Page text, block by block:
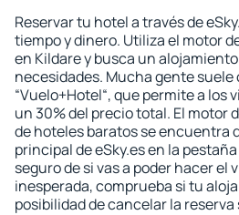
Reservar tu hotel a través de
tiempo y dinero. Utiliza el motor
en Kildare y busca un
necesidades. Mucha gente
“Vuelo+Hotel“, que permite a los
un 30% del precio total. El motor
de hoteles baratos se encuentra
principal de eSky.es en la
seguro de si vas a poder hacer el
inesperada, comprueba si tu
posibilidad de cancelar la reserva